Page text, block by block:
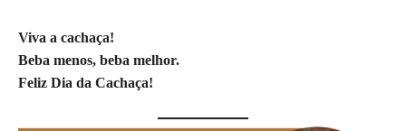
Viva a cachaça!
Beba menos, beba melhor.
Feliz Dia da Cachaça!